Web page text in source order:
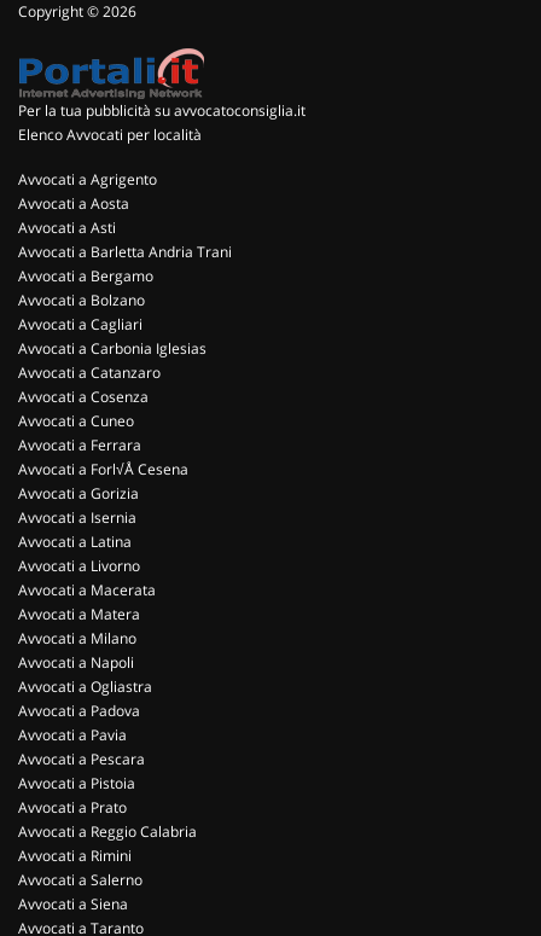
Copyright © 2026
Per la tua pubblicità su avvocatoconsiglia.it
Elenco Avvocati per località
Avvocati a Agrigento
Avvocati a Aosta
Avvocati a Asti
Avvocati a Barletta Andria Trani
Avvocati a Bergamo
Avvocati a Bolzano
Avvocati a Cagliari
Avvocati a Carbonia Iglesias
Avvocati a Catanzaro
Avvocati a Cosenza
Avvocati a Cuneo
Avvocati a Ferrara
Avvocati a Forl√Å Cesena
Avvocati a Gorizia
Avvocati a Isernia
Avvocati a Latina
Avvocati a Livorno
Avvocati a Macerata
Avvocati a Matera
Avvocati a Milano
Avvocati a Napoli
Avvocati a Ogliastra
Avvocati a Padova
Avvocati a Pavia
Avvocati a Pescara
Avvocati a Pistoia
Avvocati a Prato
Avvocati a Reggio Calabria
Avvocati a Rimini
Avvocati a Salerno
Avvocati a Siena
Avvocati a Taranto